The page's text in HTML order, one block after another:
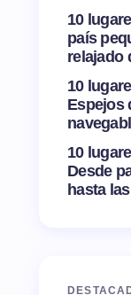
10
país
relajado
10
Espejos
10
Desde
hasta